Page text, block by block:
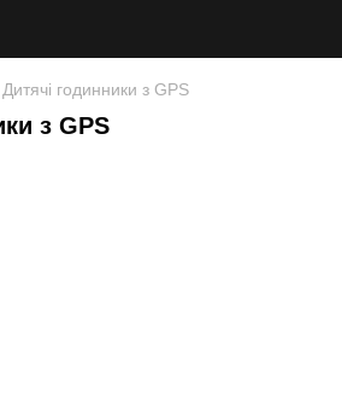
Дитячі годинники з GPS
з GPS